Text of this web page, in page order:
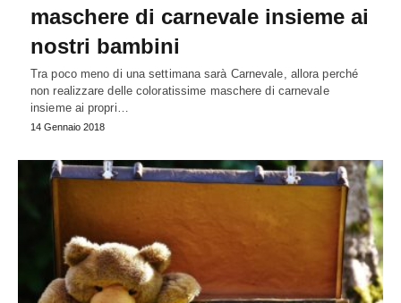
maschere di carnevale insieme ai
nostri bambini
Tra poco meno di una settimana sarà Carnevale, allora perché
non realizzare delle coloratissime maschere di carnevale
insieme ai propri…
14 Gennaio 2018